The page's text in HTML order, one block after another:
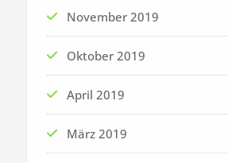
November 2019
Oktober 2019
April 2019
März 2019